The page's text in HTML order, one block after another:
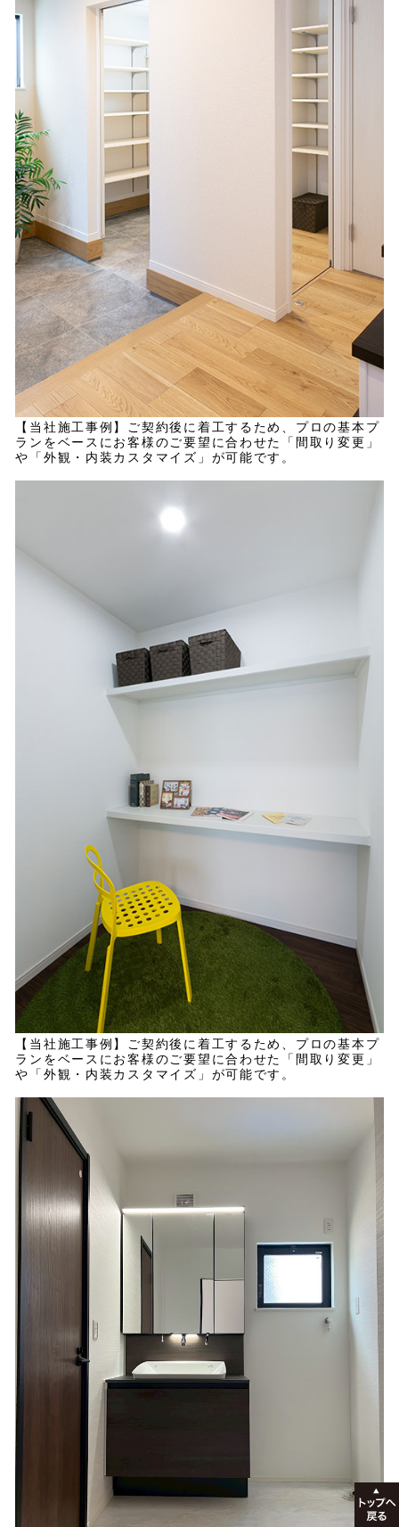
【当社施工事例】ご契約後に着工するため、プロの基本プ
ランをベースにお客様のご要望に合わせた「間取り変更」
や「外観・内装カスタマイズ」が可能です。
【当社施工事例】ご契約後に着工するため、プロの基本プ
ランをベースにお客様のご要望に合わせた「間取り変更」
や「外観・内装カスタマイズ」が可能です。